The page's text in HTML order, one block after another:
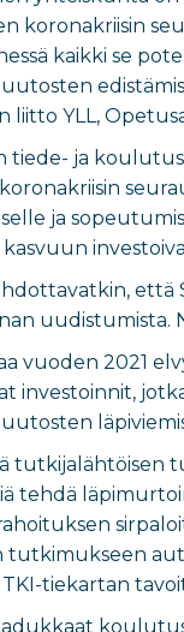
koronakriisin
kaikki se
liitto YLL,
tiede- ja
ja
kasvuun
uudistumista.
vuoden 2021
investoinnit,
tutkijalähtöisen
tehdä
tutkimukseen
TKI-tiekartan